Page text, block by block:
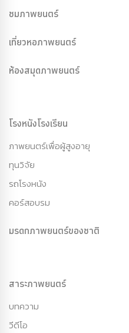
ชมภาพยนตร์
เที่ยวหอภาพยนตร์
ห้องสมุดภาพยนตร์
โรงหนังโรงเรียน
ภาพยนตร์เพื่อผู้สูงอายุ
ทุนวิจัย
รถโรงหนัง
คอร์สอบรม
มรดกภาพยนตร์ของชาติ
สาระภาพยนตร์
บทความ
วีดีโอ